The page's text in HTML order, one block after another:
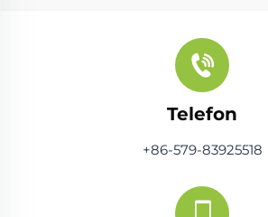
Telefon
+86-579-83925518